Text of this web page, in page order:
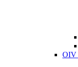
OIV